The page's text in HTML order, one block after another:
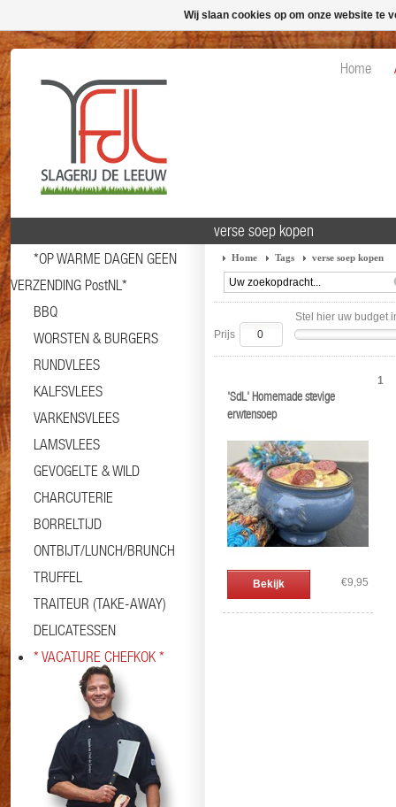
Home
*OP WARME DAGEN GEEN
VERZENDING PostNL*
BBQ
WORSTEN & BURGERS
RUNDVLEES
KALFSVLEES
VARKENSVLEES
LAMSVLEES
GEVOGELTE & WILD
CHARCUTERIE
BORRELTIJD
ONTBIJT/LUNCH/BRUNCH
TRUFFEL
TRAITEUR (TAKE-AWAY)
DELICATESSEN
* VACATURE CHEFKOK *
verse soep kopen
Home Tags verse soep kopen
Stel hier uw budget
Prijs
'SdL' Homemade stevige
erwtensoep
Bekijk €9,95
1
Wij slaan cookies op om onze website te